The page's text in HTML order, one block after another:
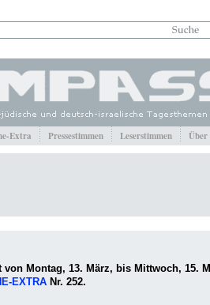
Extra Pressestimmen Leserstimmen Über
Montag, 13. März, bis Mittwoch, 15.
EXTRA Nr. 252.